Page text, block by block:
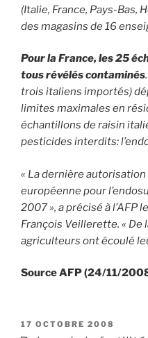
(Italie, France, Pays-Bas,
des magasins de 16
Pour la France, les 25
tous révélés contaminés
trois italiens importés)
limites maximales en
échantillons de raisin
pesticides interdits:
« La dernière autorisation
européenne pour
2007 », a précisé à l’AFP
François Veillerette. « De
agriculteurs ont écoulé
Source AFP (24/11/
PUBLIÉ
LE
17 OCTOBRE 2008